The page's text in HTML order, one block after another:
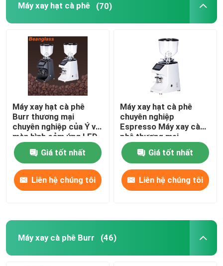
Máy xay hạt cà phê (70)
Máy xay hạt cà phê
Burr thương mại
chuyên nghiệp của Ý với
màn hình cảm ứng LED
Giá tốt nhất
Liên hệ chúng tôi
Máy xay hạt cà phê
chuyên nghiệp
Espresso Máy xay cà
phê thương mại
Giá tốt nhất
Liên hệ chúng tôi
Máy xay cà phê Burr (46)